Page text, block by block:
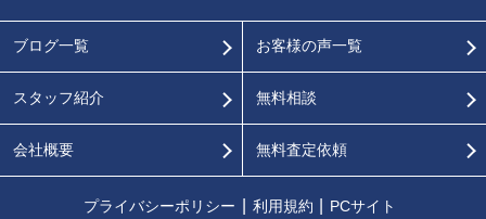
ブログ一覧
スタッフ紹介
会社概要
お客様の声一覧
無料相談
無料査定依頼
プライバシーポリシー 利用規約
PCサイト